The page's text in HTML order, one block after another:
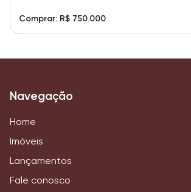
Comprar: R$ 750.000
Navegação
Home
Imóveis
Lançamentos
Fale conosco